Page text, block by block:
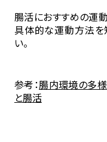
腸活におすすめの運
具体的な運動方法を
い。
参考：腸内環境の多
と腸活